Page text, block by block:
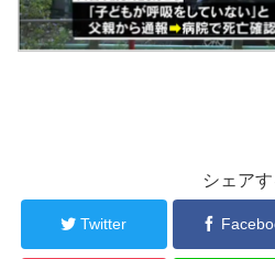
シェアす
Twitter